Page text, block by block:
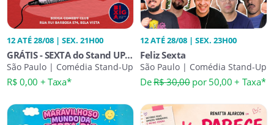
12 ATÉ 28/08 | SEX. 21H00
GRÁTIS - SEXTA do Stand UP
Comedy às 21h
São Paulo | Comédia Stand-Up
R$ 0,00 + Taxa*
12 ATÉ 28/08 | SEX. 23H00
Feliz Sexta
São Paulo | Comédia Stand-Up
DeR$ 30,00por 50,00 + Taxa*